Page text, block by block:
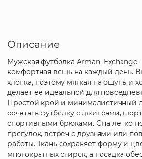
Описание
Мужская футболка Armani Exchange
комфортная вещь на каждый день.
хлопка, поэтому мягкая на ощупь и
делает её идеальной для
Простой крой и минималистичный
сочетать футболку с джинсами,
спортивными брюками. Она легко
прогулок, встреч с друзьями или
работы. Ткань сохраняет форму и
многократных стирок, а посадка